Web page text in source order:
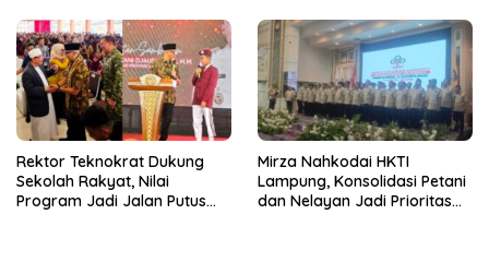
Rektor Teknokrat Dukung
Sekolah Rakyat, Nilai
Program Jadi Jalan Putus
Mirza Nahkodai HKTI
Lampung, Konsolidasi Petani
dan Nelayan Jadi Prioritas